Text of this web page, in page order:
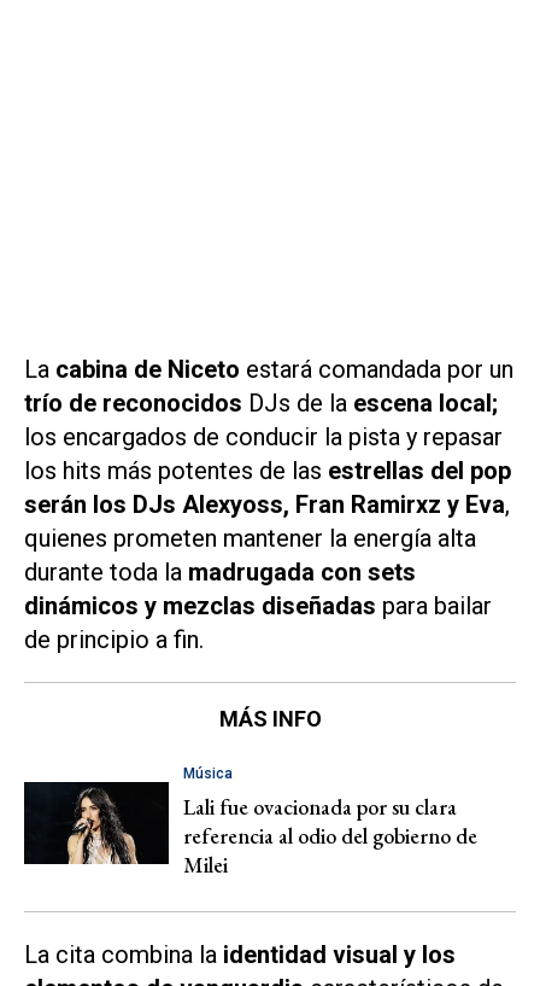
La cabina de Niceto estará comandada por un
trío de reconocidos DJs de la escena local;
los encargados de conducir la pista y repasar
los hits más potentes de las estrellas del pop
serán los DJs Alexyoss, Fran Ramirxz y Eva,
quienes prometen mantener la energía alta
durante toda la madrugada con sets
dinámicos y mezclas diseñadas para bailar
de principio a fin.
MÁS INFO
Música
Lali fue ovacionada por su clara
referencia al odio del gobierno de
Milei
La cita combina la identidad visual y los